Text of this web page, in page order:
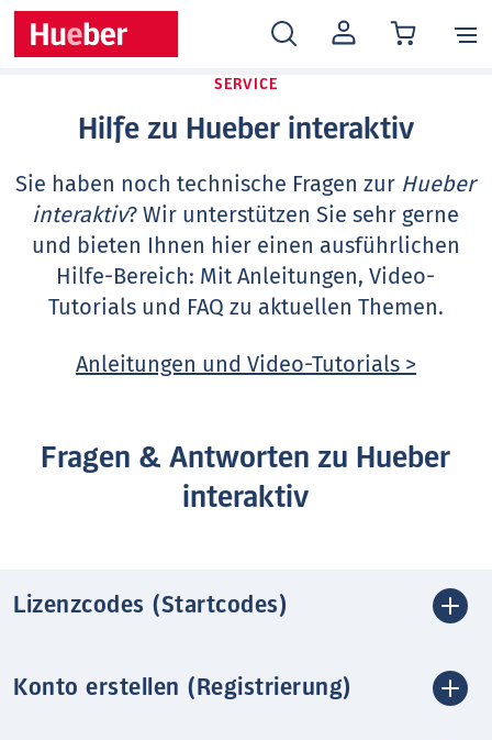
MEIN
KONTO
SERVICE
Hilfe zu Hueber interaktiv
Sie haben noch technische Fragen zur Hueber
interaktiv? Wir unterstützen Sie sehr gerne
und bieten Ihnen hier einen ausführlichen
Hilfe-Bereich: Mit Anleitungen, Video-
Tutorials und FAQ zu aktuellen Themen.
Anleitungen und Video-Tutorials >
Fragen & Antworten zu Hueber
interaktiv
Lizenzcodes (Startcodes)
Konto erstellen (Registrierung)